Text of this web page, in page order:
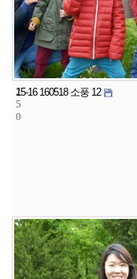
2
5
0
15-16 160518 소풍 12